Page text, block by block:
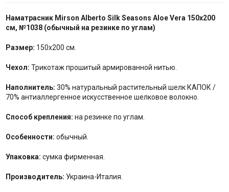
Наматрасник Mirson Alberto Silk Seasons Aloe Vera 150x200
см, №1038 (обычный на резинке по углам)
Размер: 150x200 см.
Чехол: Трикотаж прошитый армированной нитью.
Наполнитель: 30% натуральный растительный шелк КАПОК /
70% антиаллергенное искусственное шелковое волокно.
Способ крепления: на резинке по углам.
Особенности: обычный.
Упаковка: сумка фирменная.
Производитель: Украина-Италия.